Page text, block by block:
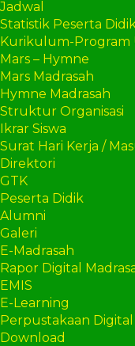
Jadwal
Statistik Peserta
Kurikulum-Program
Mars – Hymne
Mars Madrasah
Hymne Madrasah
Struktur Organisasi
Ikrar Siswa
Surat Hari Kerja /
Direktori
GTK
Peserta Didik
Alumni
Galeri
E-Madrasah
Rapor Digital
EMIS
E-Learning
Perpustakaan Digital
Download